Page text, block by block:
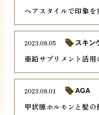
ヘアスタイルで印象
亜鉛サプリメント活
2023.09.05 スキン
甲状腺ホルモンと髪の
2023.09.01 AGA